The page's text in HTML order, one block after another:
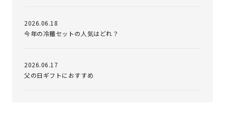
2026.06.18
今年の冷麺セットの人気はどれ？
2026.06.17
父の日ギフトにおすすめ